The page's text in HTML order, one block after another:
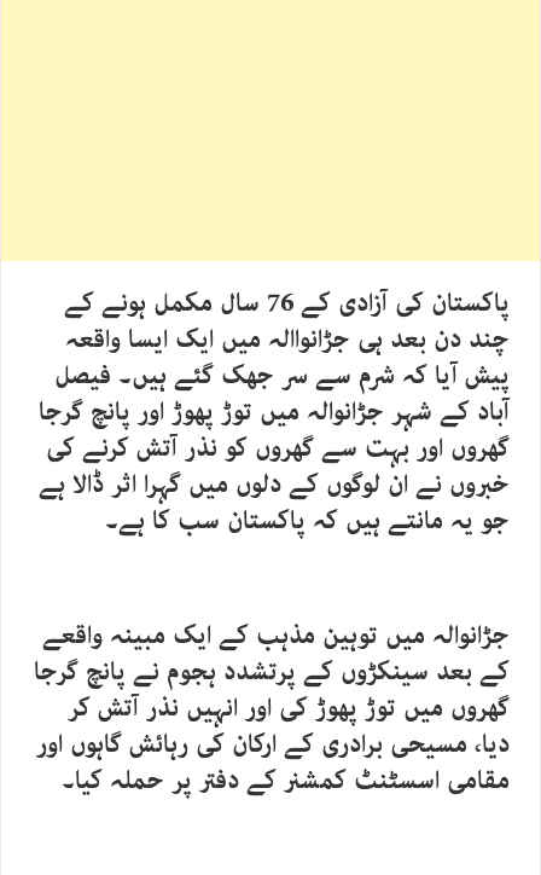
پاکستان کی آزادی کے 76 سال مکمل ہونے کے
چند دن بعد ہی جڑانواالہ میں ایک ایسا واقعہ
پیش آیا کہ شرم سے سر جھک گئے ہیں۔ فیصل
آباد کے شہر جڑانوالہ میں توڑ پھوڑ اور پانچ گرجا
گھروں اور بہت سے گھروں کو نذر آتش کرنے کی
خبروں نے ان لوگوں کے دلوں میں گہرا اثر ڈالا ہے
جو یہ مانتے ہیں کہ پاکستان سب کا ہے۔
جڑانوالہ میں توہین مذہب کے ایک مبینہ واقعے
کے بعد سینکڑوں کے پرتشدد ہجوم نے پانچ گرجا
گھروں میں توڑ پھوڑ کی اور انہیں نذر آتش کر
دیا، مسیحی برادری کے ارکان کی رہائش گاہوں اور
مقامی اسسٹنٹ کمشنر کے دفتر پر حملہ کیا۔